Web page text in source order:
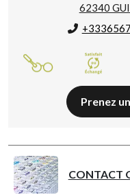
62340
Prenez
CONTACT